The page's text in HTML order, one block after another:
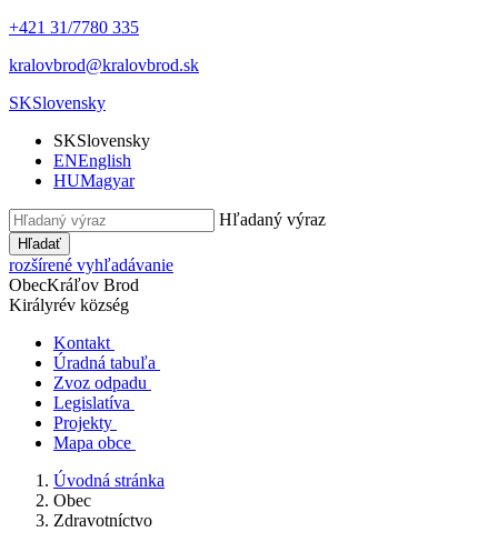
+421 31/7780 335
kralovbrod@kralovbrod.sk
SKSlovensky
SKSlovensky
ENEnglish
HUMagyar
Hľadaný výraz
Hľadať
rozšírené vyhľadávanie
ObecKráľov Brod
Királyrév község
Kontakt
Úradná tabuľa
Zvoz odpadu
Legislatíva
Projekty
Mapa obce
Úvodná stránka
Obec
Zdravotníctvo